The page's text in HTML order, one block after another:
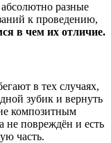
разные
к проведению,
в чем их отличие.
в тех случаях,
зубик и вернуть
композитным
не повреждён и есть
часть.